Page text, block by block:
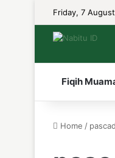
Friday, 7
Fiqih
Home /